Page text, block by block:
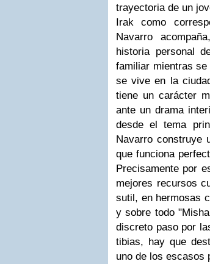
trayectoria de un
Irak como
Navarro
historia personal
familiar mientras
se vive en la
tiene un carácter
ante un drama
desde el tema
Navarro construye
que funciona
Precisamente por
mejores recursos
sutil, en hermosas
y sobre todo
discreto paso por
tibias, hay que
uno de los escasos